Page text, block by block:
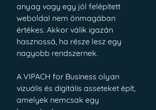
anyag vagy egy jól felépített
weboldal nem önmagában
értékes. Akkor válik igazán
hasznossá, ha része lesz egy
nagyobb rendszernek.
A VIPACH for Business olyan
vizuális és digitális asseteket épít,
amelyek nemcsak egy